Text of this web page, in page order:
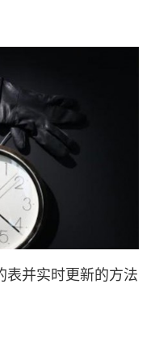
表并实时更新的方法